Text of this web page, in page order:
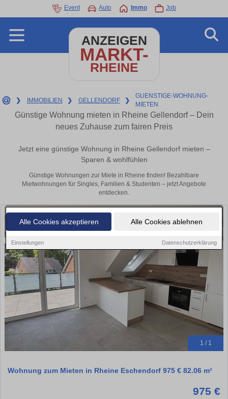
Alle Cookies akzeptieren Alle Cookies ablehnen
Einstellungen Datenschutzerklärung
Event Auto Immo Job
ANZEIGEN
MARKT-
RHEINE
❯ IMMOBILIEN ❯ GELLENDORF ❯
GUENSTIGE-WOHNUNG-
MIETEN
Günstige Wohnung mieten in Rheine Gellendorf – Dein
neues Zuhause zum fairen Preis
Jetzt eine günstige Wohnung in Rheine Gellendorf mieten –
Sparen & wohlfühlen
Günstige Wohnungen zur Miete in Rheine finden! Bezahlbare
Mietwohnungen für Singles, Familien & Studenten – jetzt Angebote
entdecken.
1 / 1
Wohnung zum Mieten in Rheine Eschendorf 975 € 82.06 m²
975 €